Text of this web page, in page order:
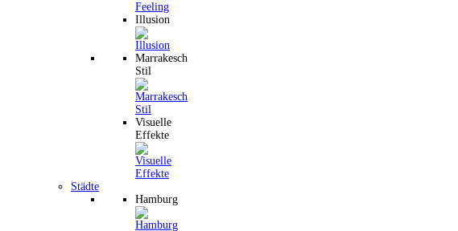
Illusion
Marrakesch
Stil
Visuelle
Effekte
Städte
Hamburg